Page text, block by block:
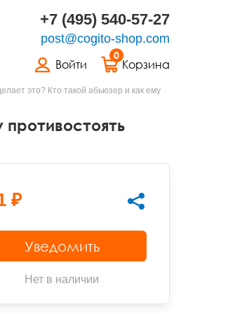
+7 (495) 540-57-27
post@cogito-shop.com
Войти
0
Корзина
это? Кто такой абьюзер и как ему
₽
Уведомить
Нет в наличии